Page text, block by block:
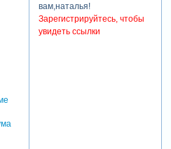
вам,наталья!
Зарегистрируйтесь, чтобы
увидеть ссылки